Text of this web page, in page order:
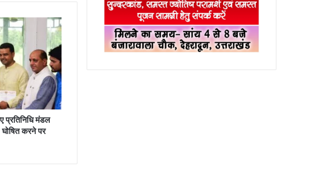
प्रतिनिधि मंडल
करने पर